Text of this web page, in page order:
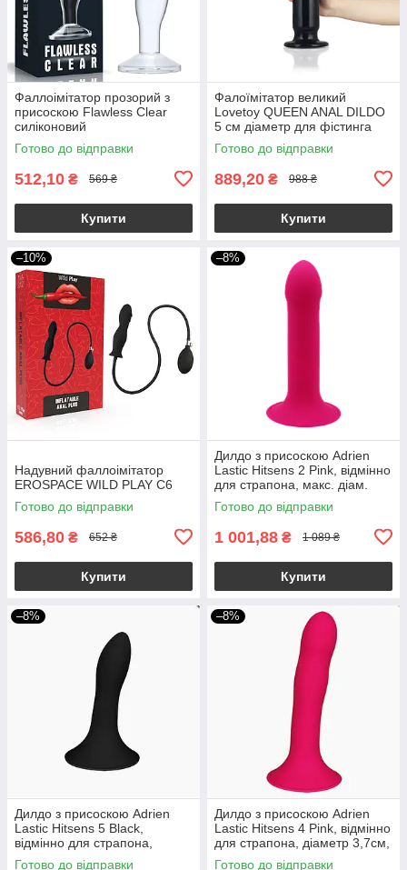
Фаллоімітатор прозорий з
присоскою Flawless Clear
силіконовий
Готово до відправки
512,10 ₴ 569 ₴
Купити
Фалоїмітатор великий
Lovetoy QUEEN ANAL DILDO
5 см діаметр для фістинга
Готово до відправки
889,20 ₴ 988 ₴
Купити
–10%
Надувний фаллоімітатор
EROSPACE WILD PLAY C6
Готово до відправки
586,80 ₴ 652 ₴
Купити
–8%
Дилдо з присоскою Adrien
Lastic Hitsens 2 Pink, відмінно
для страпона, макс. діам.
4см, довж. 16,7см
Готово до відправки
1 001,88 ₴ 1 089 ₴
Купити
–8%
Дилдо з присоскою Adrien
Lastic Hitsens 5 Black,
відмінно для страпона,
діаметр 2,4 см, довжина
Готово до відправки
–8%
Дилдо з присоскою Adrien
Lastic Hitsens 4 Pink, відмінно
для страпона, діаметр 3,7см,
довжина 17,8см
Готово до відправки